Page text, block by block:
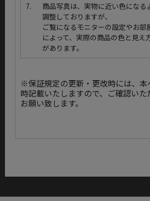
7.
商品写真は、実物に近い色になる
調整しておりますが、
ご覧になるモニターの設定やお部
によって、実際の商品の色と見え
があります。
※保証規定の更新・更改時には、本
時記載いたしますので、ご確認いた
お願い致します。